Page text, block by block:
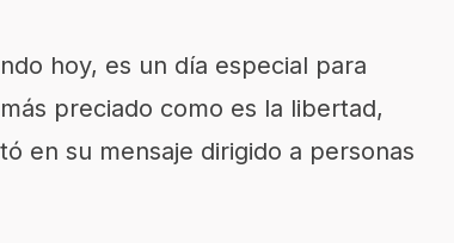
hoy, es un día especial para
preciado como es la libertad,
en su mensaje dirigido a personas